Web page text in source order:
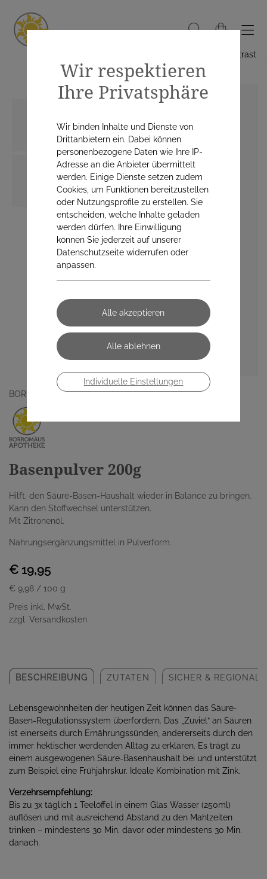
Hoher Kontrast
BORROMÄUS APOTHEKE
Basenpulver 200g
Hilft, den Säure-Basen-Haushalt wieder in Balance zu bringen.
Kann den Stoffwechsel unterstützen.
Mit Zitronenöl.
Nahrungsergänzungsmittel in Pulverform.
€ 19,95
€ 9,98 / 100 g
Preis inkl. MwSt.
zzgl. Versandkosten
BESCHREIBUNG ZUTATEN SICHER & REGIONAL
Lebensgewohnheiten der heutigen Zeit können das Säure-
Basen-Regulationssystem überfordern. Das „Zuviel“ an Säuren
ist einerseits durch Ernährungssünden, andererseits durch den
immer hektischer werdenden Alltag zu erklären. Es trägt zu
einem ausgewogenen Säure-Basenhaushalt bei und unterstützt
zum Beispiel eine Frühjahrskur. Ideale Kombination mit Zink.
Verzehrsempfehlung:
Bis zu 3x täglich 1 Teelöffel in einem Glas Wasser (250ml)
auflösen und mit ausreichend Abstand zu den Mahlzeiten
trinken – mindestens 30 Min. davor oder mindestens 30 Min.
danach.
Wir respektieren
Ihre Privatsphäre
Wir binden Inhalte und Dienste von
Drittanbietern ein. Dabei können
personenbezogene Daten wie Ihre IP-
Adresse an die Anbieter übermittelt
werden. Einige Dienste setzen zudem
Cookies, um Funktionen bereitzustellen
oder Nutzungsprofile zu erstellen. Sie
entscheiden, welche Inhalte geladen
werden dürfen. Ihre Einwilligung
können Sie jederzeit auf unserer
Datenschutzseite widerrufen oder
anpassen.
Individuelle Einstellungen